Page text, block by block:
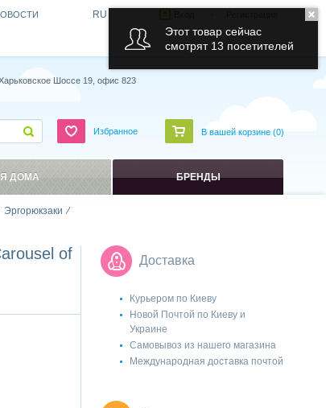
Эргорюкзаки
of
Доставка
Курьером по Киеву
Новой Почтой по Киеву и
Украине
Самовывоз из нашего магазина
Международная доставка почтой
RU
Шоссе 19, офис 823
Избранное В вашей корзине (0)
ДОМА БРЕНДЫ
Этот товар сейчас
смотрят 13 посетителей